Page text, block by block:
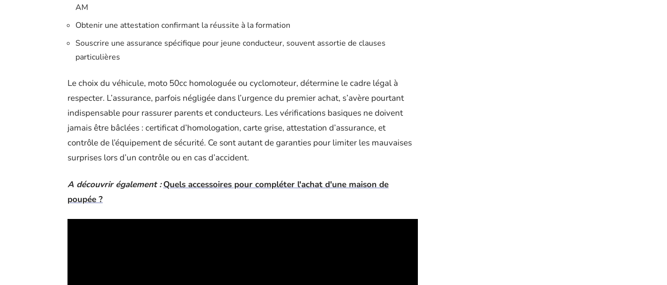
AM
Obtenir une attestation confirmant la réussite à la formation
Souscrire une assurance spécifique pour jeune conducteur, souvent assortie de clauses
particulières
Le choix du véhicule, moto 50cc homologuée ou cyclomoteur, détermine le cadre légal à
respecter. L’assurance, parfois négligée dans l’urgence du premier achat, s’avère pourtant
indispensable pour rassurer parents et conducteurs. Les vérifications basiques ne doivent
jamais être bâclées : certificat d’homologation, carte grise, attestation d’assurance, et
contrôle de l’équipement de sécurité. Ce sont autant de garanties pour limiter les mauvaises
surprises lors d’un contrôle ou en cas d’accident.
A découvrir également : Quels accessoires pour compléter l'achat d'une maison de
poupée ?